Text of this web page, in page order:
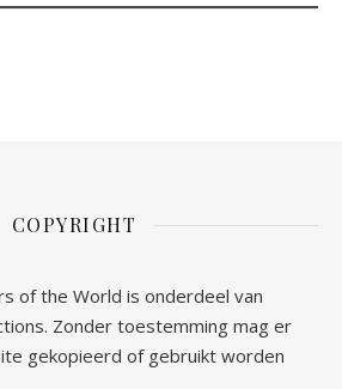
COPYRIGHT
of the World is onderdeel van
Zonder toestemming mag er
gekopieerd of gebruikt worden